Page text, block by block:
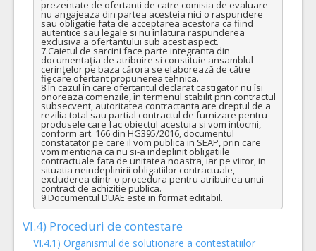
prezentate de ofertanti de catre comisia de evaluare
nu angajeaza din partea acesteia nici o raspundere
sau obligatie fata de acceptarea acestora ca fiind
autentice sau legale si nu înlatura raspunderea
exclusiva a ofertantului sub acest aspect.
7.Caietul de sarcini face parte integranta din
documentaţia de atribuire si constituie ansamblul
cerinţelor pe baza cărora se elaborează de către
fiecare ofertant propunerea tehnica.
8.În cazul în care ofertantul declarat castigator nu îsi
onoreaza comenzile, în termenul stabilit prin contractul
subsecvent, autoritatea contractanta are dreptul de a
rezilia total sau partial contractul de furnizare pentru
produsele care fac obiectul acestuia si vom intocmi,
conform art. 166 din HG395/2016, documentul
constatator pe care il vom publica in SEAP, prin care
vom mentiona ca nu si-a indeplinit obligatiile
contractuale fata de unitatea noastra, iar pe viitor, in
situatia neindeplinirii obligatiilor contractuale,
excluderea dintr-o procedura pentru atribuirea unui
contract de achizitie publica.
9.Documentul DUAE este in format editabil.
VI.4) Proceduri de contestare
VI.4.1) Organismul de solutionare a contestatiilor